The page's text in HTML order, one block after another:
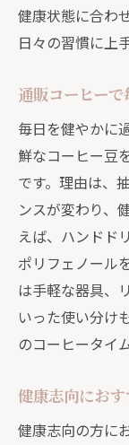
健康状態に合わ
日々の習慣に上
通販コーヒー
毎日を健やかに
鮮なコーヒー豆
です。理由は、
ンスが変わり、
えば、ハンドド
ポリフェノール
は手軽な器具、
いった使い分け
のコーヒータイ
健康志向にお
健康志向の方に